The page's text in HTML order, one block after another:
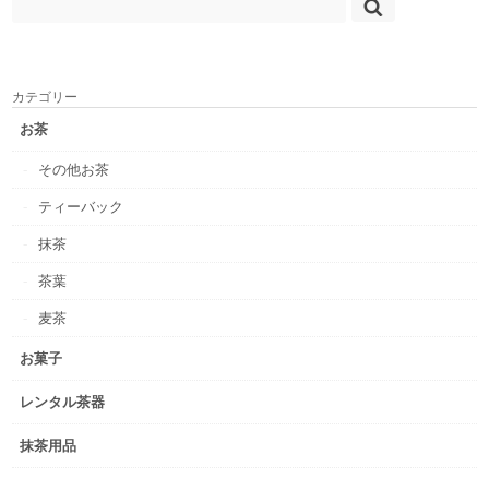
カテゴリー
お茶
その他お茶
ティーバック
抹茶
茶葉
麦茶
お菓子
レンタル茶器
抹茶用品